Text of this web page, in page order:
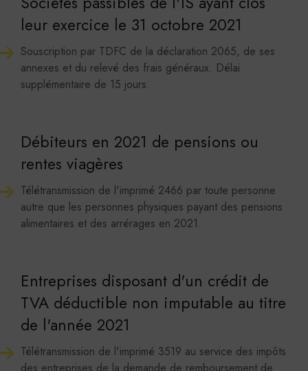
leur exercice le 31 octobre 2021
Souscription par TDFC de la déclaration 2065, de ses
annexes et du relevé des frais généraux. Délai
supplémentaire de 15 jours.
Débiteurs en 2021 de pensions ou
rentes viagères
Télétransmission de l'imprimé 2466 par toute personne
autre que les personnes physiques payant des pensions
alimentaires et des arrérages en 2021.
Entreprises disposant d'un crédit de
TVA déductible non imputable au titre
de l'année 2021
Télétransmission de l'imprimé 3519 au service des impôts
des cookies
de LinkedIn,de Twitter, de Facebook.
ACCEPTER REFUSER
Youtube
Cookies générés par Youtube lorsque l'on visionne les
vidéos directement sur le site p-m-a.net.
En savoir plus
Viméo
Cookies générés par Viméo lorsque l'on visionne les
vidéos directement sur le site p-m-a.net.
ACCEPTER REFUSER
Statistiques
des données statistiques.
En savoir plus
ACCEPTER